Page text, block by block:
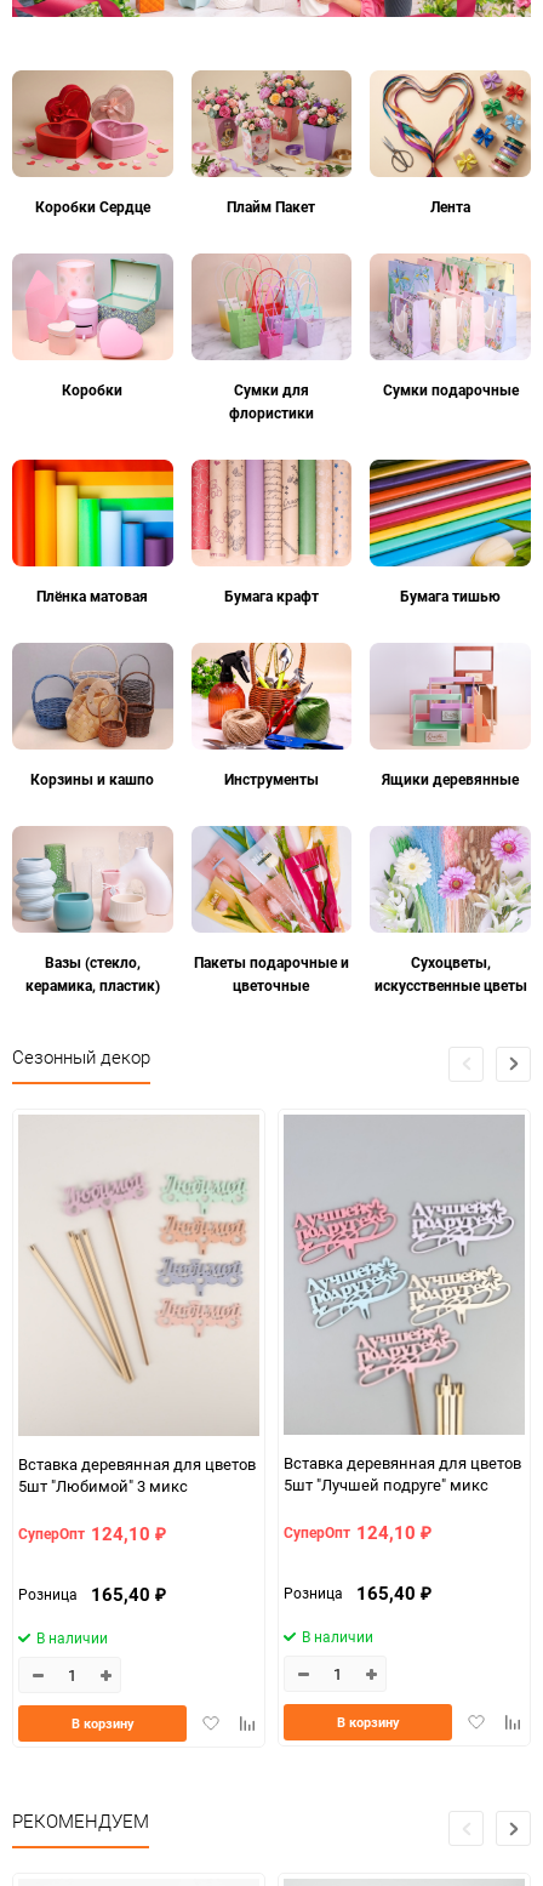
Коробки Сердце Плайм Пакет Лента
Коробки
Сумки для
флористики
Сумки подарочные
Плёнка матовая Бумага крафт Бумага тишью
Корзины и кашпо Инструменты Ящики деревянные
Вазы (стекло,
керамика, пластик)
Пакеты подарочные и
цветочные
Сухоцветы,
искусственные цветы
Сезонный декор
Вставка деревянная для цветов
5шт "Любимой" 3 микс
СуперОпт 124,10 ₽
Розница 165,40 ₽
В наличии
ДобавитьДобавить
В корзину
Вставка деревянная для цветов
5шт "Лучшей подруге" микс
СуперОпт 124,10 ₽
Розница 165,40 ₽
В наличии
Добавить
В корзину
РЕКОМЕНДУЕМ